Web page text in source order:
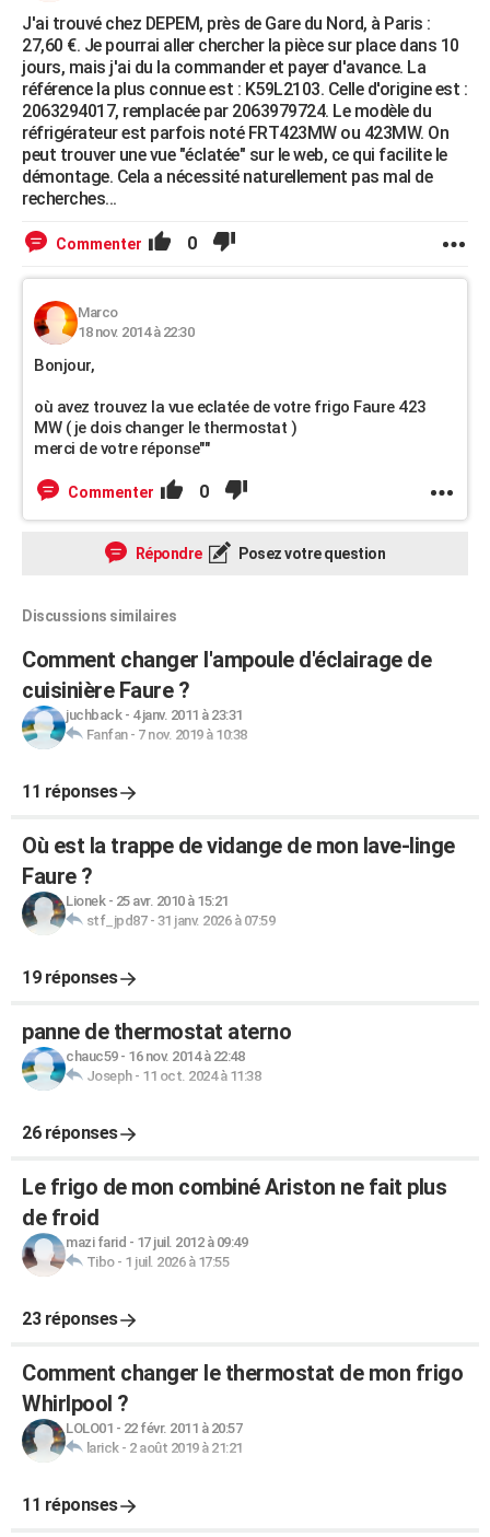
J'ai trouvé chez DEPEM, près de Gare du Nord, à Paris :
27,60 €. Je pourrai aller chercher la pièce sur place dans 10
jours, mais j'ai du la commander et payer d'avance. La
référence la plus connue est : K59L2103. Celle d'origine est :
2063294017, remplacée par 2063979724. Le modèle du
réfrigérateur est parfois noté FRT423MW ou 423MW. On
peut trouver une vue "éclatée" sur le web, ce qui facilite le
démontage. Cela a nécessité naturellement pas mal de
recherches...
Commenter 0
Marco
18 nov. 2014 à 22:30
Bonjour,
où avez trouvez la vue eclatée de votre frigo Faure 423
MW ( je dois changer le thermostat )
merci de votre réponse""
Commenter 0
Répondre Posez votre question
Discussions similaires
Comment changer l'ampoule d'éclairage de
cuisinière Faure ?
juchback- 4 janv. 2011 à 23:31
Fanfan- 7 nov. 2019 à 10:38
11 réponses
Où est la trappe de vidange de mon lave-linge
Faure ?
Lionek- 25 avr. 2010 à 15:21
stf_jpd87- 31 janv. 2026 à 07:59
19 réponses
panne de thermostat aterno
chauc59- 16 nov. 2014 à 22:48
Joseph- 11 oct. 2024 à 11:38
26 réponses
Le frigo de mon combiné Ariston ne fait plus
de froid
mazi farid - 17 juil. 2012 à 09:49
Tibo- 1 juil. 2026 à 17:55
23 réponses
Comment changer le thermostat de mon frigo
Whirlpool ?
LOLO01 - 22 févr. 2011 à 20:57
larick- 2 août 2019 à 21:21
11 réponses